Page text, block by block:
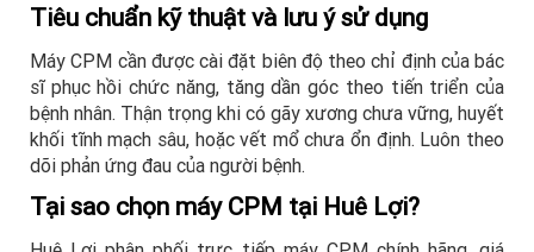
Tiêu chuẩn kỹ thuật và lưu ý sử dụng
Máy CPM cần được cài đặt biên độ theo chỉ định của bác
sĩ phục hồi chức năng, tăng dần góc theo tiến triển của
bệnh nhân. Thận trọng khi có gãy xương chưa vững, huyết
khối tĩnh mạch sâu, hoặc vết mổ chưa ổn định. Luôn theo
dõi phản ứng đau của người bệnh.
Tại sao chọn máy CPM tại Huê Lợi?